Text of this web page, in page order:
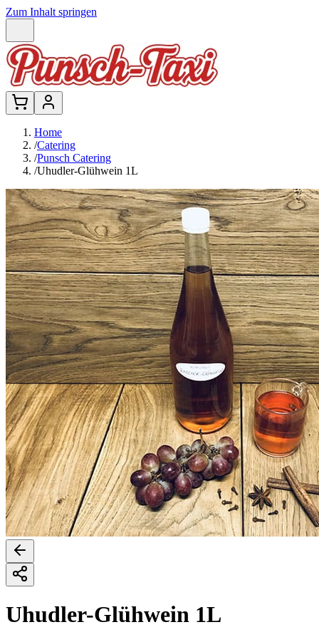
Zum Inhalt springen
Home
/Catering
/Punsch Catering
/Uhudler-Glühwein 1L
Uhudler-Glühwein 1L